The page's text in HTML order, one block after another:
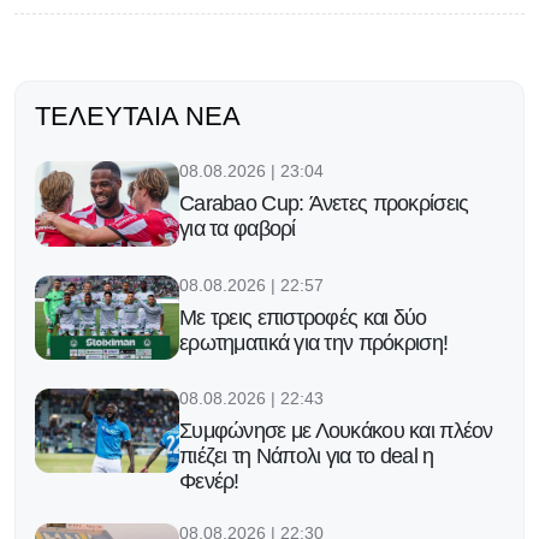
ΤΕΛΕΥΤΑΊΑ ΝΈΑ
08.08.2026 | 23:04
Carabao Cup: Άνετες προκρίσεις
για τα φαβορί
08.08.2026 | 22:57
Με τρεις επιστροφές και δύο
ερωτηματικά για την πρόκριση!
08.08.2026 | 22:43
Συμφώνησε με Λουκάκου και πλέον
πιέζει τη Νάπολι για το deal η
Φενέρ!
08.08.2026 | 22:30